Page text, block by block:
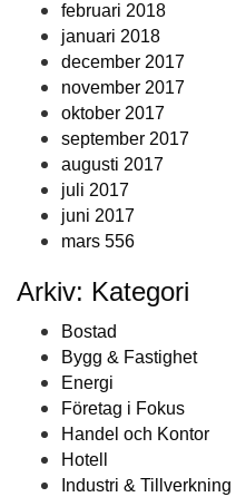
februari 2018
januari 2018
december 2017
november 2017
oktober 2017
september 2017
augusti 2017
juli 2017
juni 2017
mars 556
Arkiv: Kategori
Bostad
Bygg & Fastighet
Energi
Företag i Fokus
Handel och Kontor
Hotell
Industri & Tillverkning